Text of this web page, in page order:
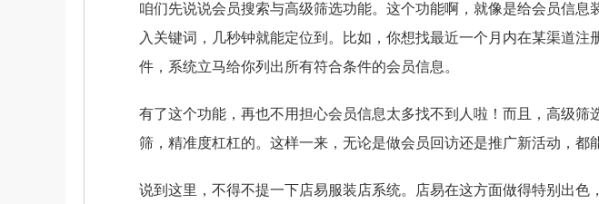
咱们先说说会员搜索与高级筛选功能。这个功能啊，就像是给会员信息
入关键词，几秒钟就能定位到。比如，你想找最近一个月内在某渠道注
件，系统立马给你列出所有符合条件的会员信息。
有了这个功能，再也不用担心会员信息太多找不到人啦！而且，高级筛
筛，精准度杠杠的。这样一来，无论是做会员回访还是推广新活动，都
说到这里，不得不提一下店易服装店系统。店易在这方面做得特别出色